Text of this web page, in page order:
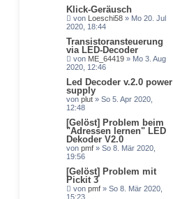
Klick-Geräusch
von Loeschi58 » Mo 20. Jul
2020, 18:44
Transistoransteuerung
via LED-Decoder
von ME_64419 » Mo 3. Aug
2020, 12:46
Led Decoder v.2.0 power
supply
von plut » So 5. Apr 2020,
12:48
[Gelöst] Problem beim
"Adressen lernen" LED
Dekoder V2.0
von pmf » So 8. Mär 2020,
19:56
[Gelöst] Problem mit
Pickit 3
von pmf » So 8. Mär 2020,
15:23